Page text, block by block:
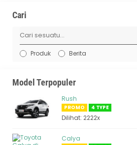
Cari
Produk Berita
Model Terpopuler
Rush
PROMO 4 TYPE
Dilihat: 2222x
Calya